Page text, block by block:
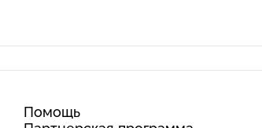
Помощь